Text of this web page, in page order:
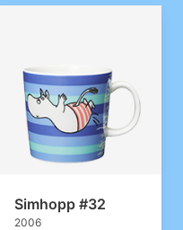
Simhopp #32
2006